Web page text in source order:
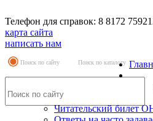
Телефон для справок: 8 8172
карта сайта
написать нам
Поиск по сайту Поиск по каталогу
Читательский билет